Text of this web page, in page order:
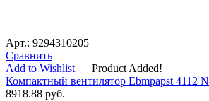
Арт.: 9294310205
Сравнить
Add to Wishlist
Product Added!
Компактный вентилятор Ebmpapst 4112 N
8918.88 руб.